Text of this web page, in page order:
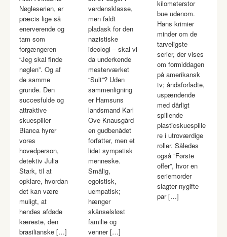
Nøgleserien, er
præcis lige så
enerverende og
tam som
forgængeren
“Jeg skal finde
nøglen”. Og af
de samme
grunde. Den
succesfulde og
attraktive
skuespiller
Bianca hyrer
vores
hovedperson,
detektiv Julia
Stark, til at
opklare, hvordan
det kan være
muligt, at
hendes afdøde
kæreste, den
brasilianske […]
verdensklasse,
men faldt
pladask for den
nazistiske
ideologi – skal vi
da underkende
mesterværket
“Sult”? Uden
sammenligning
er Hamsuns
landsmand Karl
Ove Knausgård
en gudbenådet
forfatter, men et
lidet sympatisk
menneske.
Smålig,
egoistisk,
uempatisk;
hænger
skånselsløst
familie og
venner […]
kilometerstor
bue udenom.
Hans krimier
minder om de
tarveligste
serier, der vises
om formiddagen
på amerikansk
tv; åndsforladte,
uspændende
med dårligt
spillende
plasticskuespille
re i utroværdige
roller. Således
også ”Første
offer”, hvor en
seriemorder
slagter nygifte
par […]